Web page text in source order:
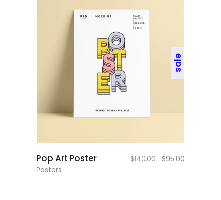
sale
Pop Art Poster $140.00 $95.00
Posters